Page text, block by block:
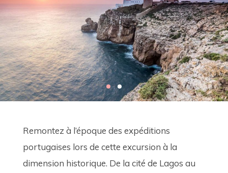
Remontez à l’époque des expéditions
portugaises lors de cette excursion à la
dimension historique. De la cité de Lagos au